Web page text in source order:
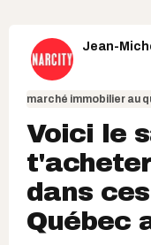
Jean-
marché immobilier au
Voici le
dans
Québec